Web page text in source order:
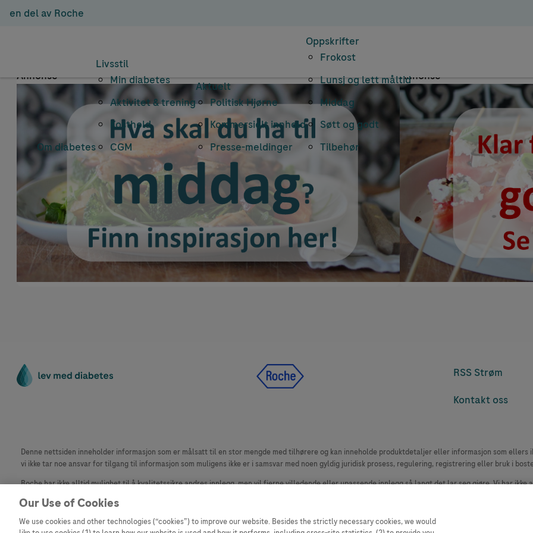
en del av Roche
Om diabetes
Livsstil
Min diabetes
Aktivitet & trening
Kosthold
CGM
Aktuelt
Politisk Hjørne
Kommersielt innhold
Presse-meldinger
Oppskrifter
Frokost
Lunsj og lett måltid
Middag
Søtt og godt
Tilbehør
Emnearkiv:
Annonse Annonse
RSS Strøm
Kontakt oss
Denne nettsiden inneholder informasjon som er målsatt til en stor mengde med tilhørere og kan inneholde produktdetaljer eller informasjon som
vi ikke tar noe ansvar for tilgang til informasjon som muligens ikke er i samsvar med noen gyldig juridisk prosess, regulering, registrering eller bruk i
Roche har ikke alltid mulighet til å kvalitetssikre andres innlegg, men vil fjerne villedende eller upassende innlegg så langt det lar seg gjøre. Vi har ikke
materiale fra dette nettstedet for bruk annet sted er ikke tillatt uten avtale. Nettstedet selger plass til annonsører, og slikt innhold er merket.
Our Use of Cookies
We use cookies and other technologies (“cookies”) to improve our website. Besides the strictly necessary cookies, we would